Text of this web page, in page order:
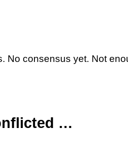
No consensus yet. Not
…